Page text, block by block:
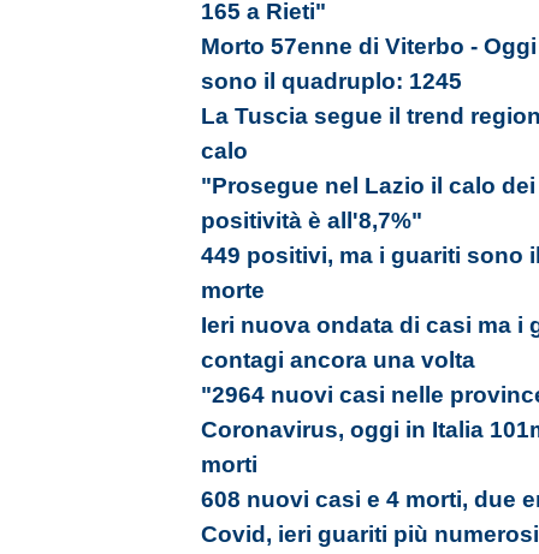
165 a Rieti"
Morto 57enne di Viterbo -
sono il quadruplo: 1245
La Tuscia segue il trend
calo
"Prosegue nel Lazio il calo
positività è all'8,7%"
449 positivi, ma i guariti sono
morte
Ieri nuova ondata di casi ma i
contagi ancora una volta
"2964 nuovi casi nelle
Coronavirus, oggi in Italia
morti
608 nuovi casi e 4 morti, due
Covid, ieri guariti più